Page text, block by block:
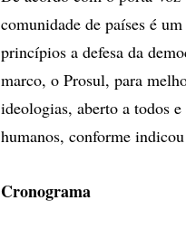
comunidade de países é
princípios a defesa da
marco, o Prosul, para
ideologias, aberto a todos
humanos, conforme
Cronograma